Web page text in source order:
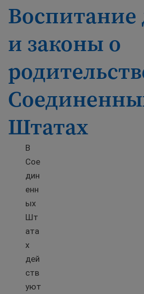
Воспитание
и законы о
Штатах
В
Сое
дин
енн
ых
Шт
ата
х
дей
ств
уют